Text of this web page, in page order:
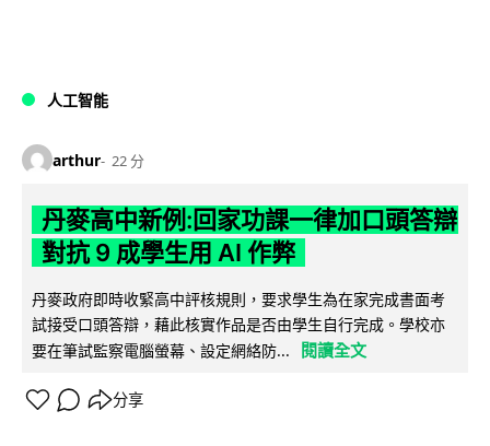
人工智能
arthur 22 分
丹麥高中新例:回家功課一律加口頭答辯
對抗 9 成學生用 AI 作弊
丹麥政府即時收緊高中評核規則，要求學生為在家完成書面考
試接受口頭答辯，藉此核實作品是否由學生自行完成。學校亦
要在筆試監察電腦螢幕、設定網絡防...
閱讀全文
分享